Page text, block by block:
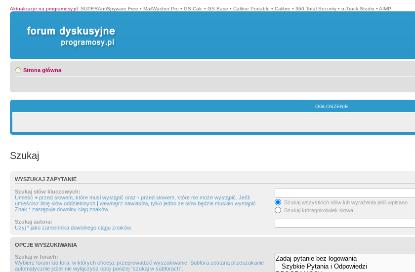
Aktualizacje na programosy.pl: SUPERAntiSpyware Free • MailWasher Pro • GS-Calc • GS-Base • Calibre Portable • Calibre • 360 Total Security • n-Track Studio • AIMP
Strona główna
OGŁOSZENIE:
Szukaj
WYSZUKAJ ZAPYTANIE
Szukaj słów kluczowych:
Umieść + przed słowem, które musi wystąpić oraz - przed słowem, które nie może wystąpić. Jeśli
umieścisz listę słów oddzielonych | wewnątrz nawiasów, tylko jedno ze słów będzie musiało wystąpić.
Znak * zastępuje dowolny ciąg znaków.
Szukaj wszystkich słów lub wyrażenia jeśli wpisano
Szukaj któregokolwiek słowa
Szukaj autora:
Użyj * jako zamiennika dowolnego ciągu znaków.
OPCJE WYSZUKIWANIA
Szukaj w forach:
Wybierz forum lub fora, w których chcesz przeprowadzić wyszukiwanie. Subfora zostaną przeszukanie
automatycznie jeżeli nie wyłączysz opcji poniżej “szukaj w subforach“.